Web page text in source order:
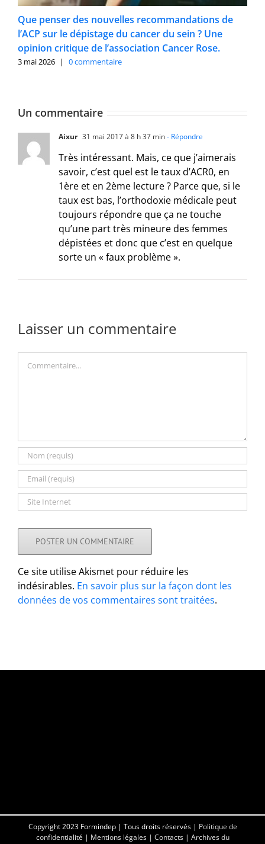
Que penser des nouvelles recommandations de
l’ACP sur le dépistage du cancer du sein ? Une
opinion critique de l’association Cancer Rose.
3 mai 2026 | 0 commentaire
Un commentaire
Aixur 31 mai 2017 à 8 h 37 min- Répondre
Très intéressant. Mais, ce que j’aimerais
savoir, c’est quel est le taux d’ACR0, en
1ère et en 2ème lecture ? Parce que, si le
taux est bas, l’orthodoxie médicale peut
toujours répondre que ça ne touche
qu’une part très mineure des femmes
dépistées et donc que c’est en quelque
sorte un « faux problème ».
Laisser un commentaire
Ce site utilise Akismet pour réduire les
indésirables. En savoir plus sur la façon dont les
données de vos commentaires sont traitées.
Copyright 2023 Formindep | Tous droits réservés | Politique de
confidentialité | Mentions légales| Contacts| Archives du